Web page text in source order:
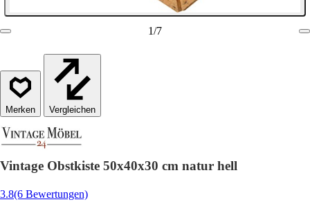
1/7
Vergleichen
Vintage Obstkiste 50x40x30 cm natur hell
3.8(6 Bewertungen)